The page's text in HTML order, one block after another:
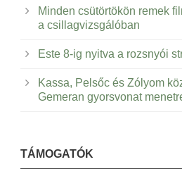
Minden csütörtökön remek
a csillagvizsgálóban
Este 8-ig nyitva a rozsnyói
Kassa, Pelsőc és Zólyom
Gemeran gyorsvonat
TÁMOGATÓK